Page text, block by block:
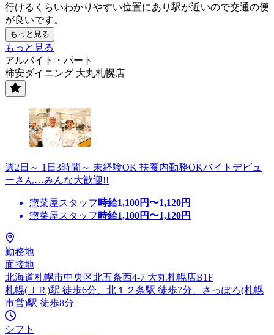
行けるくらいわかりやすい位置にあり駅が近いので交通の便
が良いです。
もっと見る
もっと見る
アルバイト・パート
柿安ダイニング 大丸札幌店
週2日～ 1日3時間～ 未経験OK 扶養内勤務OKバイトデビュ
ーさん…みんな大歓迎!!
惣菜屋スタッフ 時給1,100円〜1,120円
惣菜屋スタッフ 時給1,100円〜1,120円
勤務地
面接地
北海道札幌市中央区北五条西4-7 大丸札幌店B1F
札幌(ＪＲ)駅 徒歩6分、北１２条駅 徒歩7分、さっぽろ(札幌
市営)駅 徒歩8分
シフト